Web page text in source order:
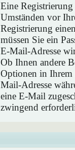
Eine
Umständen vor
Registrierung
müssen Sie ein
E-Mail-Adresse
Ob Ihnen andere
Optionen in Ihrem
Mail-Adresse
eine E-Mail
zwingend